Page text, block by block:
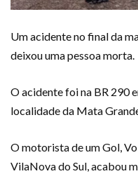
Um acidente no final da
deixou uma pessoa morta.
O acidente foi na BR 290
localidade da Mata
O motorista de um Gol,
VilaNova do Sul, acabou